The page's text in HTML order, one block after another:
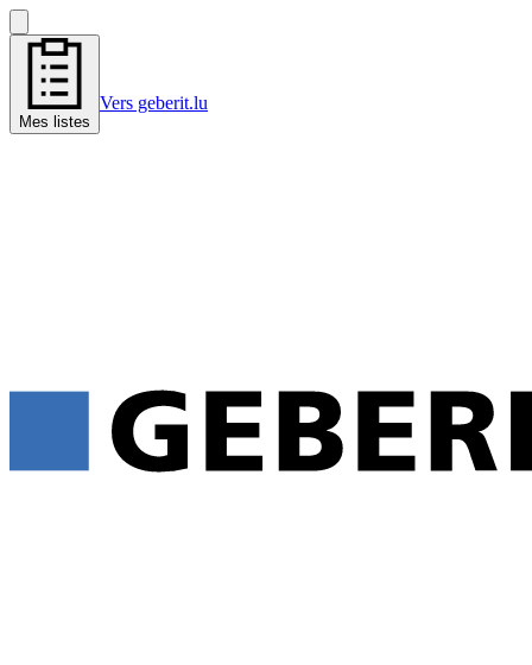
Mes listes
Vers geberit.lu